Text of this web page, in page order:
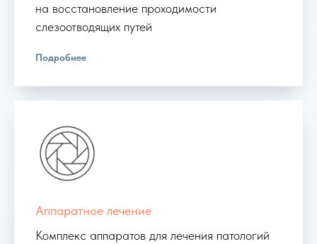
на восстановление проходимости
слезоотводящих путей
Подробнее
Аппаратное лечение
Комплекс аппаратов для лечения патологий